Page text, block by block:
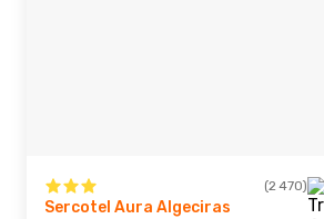
(2 470)
Sercotel Aura Algeciras